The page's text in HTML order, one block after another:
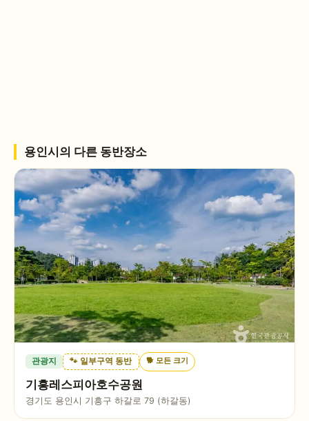
용인시 의 다른 동반장소
관광지 🐾 일부구역 동반 🐕 모든 크기
기흥레스피아호수공원
경기도 용인시 기흥구 하갈로 79 (하갈동)